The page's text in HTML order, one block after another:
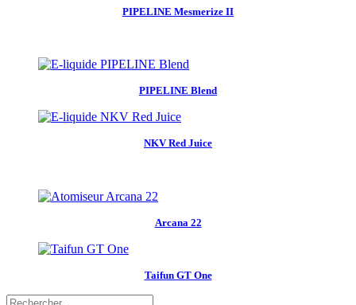
PIPELINE Mesmerize II
PIPELINE Blend
NKV Red Juice
Arcana 22
Taifun GT One